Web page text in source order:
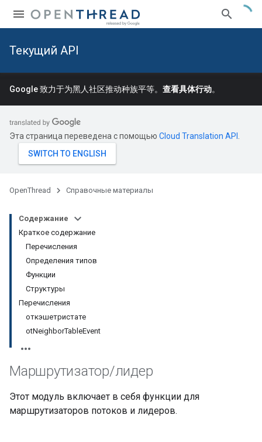
Текущий API
Google 致力于为黑人社区推动种族平等。 查看具体行动。
Эта страница переведена с помощью Cloud Translation API
OpenThread Справочные материалы
Содержание
Краткое содержание
Перечисления
Определения типов
Функции
Структуры
Перечисления
откэшетристате
otNeighborTableEvent
Маршрутизатор/лидер
Этот модуль включает в себя функции для
маршрутизаторов потоков и лидеров.